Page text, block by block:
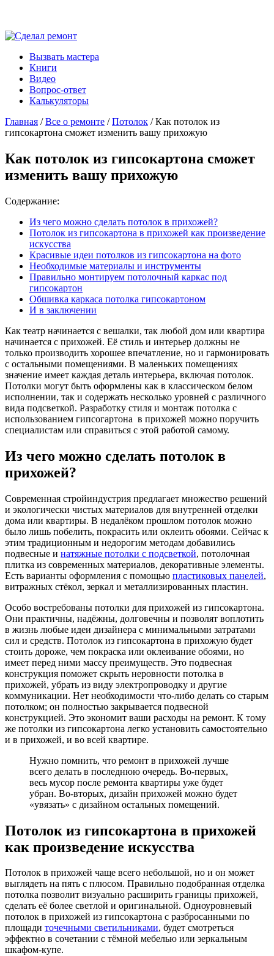
Вызвать мастера
Книги
Видео
Вопрос-ответ
Калькуляторы
Главная /Все о ремонте /Потолок / Как потолок из
гипсокартона сможет изменить вашу прихожую
Как потолок из гипсокартона сможет
изменить вашу прихожую
Содержание:
Из чего можно сделать потолок в прихожей?
Потолок из гипсокартона в прихожей как произведение
искусства
Красивые идеи потолков из гипсокартона на фото
Необходимые материалы и инструменты
Правильно монтируем потолочный каркас под
гипсокартон
Обшивка каркаса потолка гипсокартоном
И в заключении
Как театр начинается с вешалки, так любой дом или квартира
начинается с прихожей. Её стиль и интерьер должны не
только производить хорошее впечатление, но и гармонировать
с остальными помещениями. В маленьких помещениях
значение имеет каждая деталь интерьера, включая потолок.
Потолки могут быть оформлены как в классическом белом
исполнении, так и содержать несколько уровней с различного
вида подсветкой. Разработку стиля и монтаж потолка с
использованием гипсогартона в прихожей можно поручить
специалистам или справиться с этой работой самому.
Из чего можно сделать потолок в
прихожей?
Современная стройиндустрия предлагает множество решений
и экологически чистых материалов для внутренней отделки
дома или квартиры. В недалёком прошлом потолок можно
было лишь побелить, покрасить или оклеить обоями. Сейчас к
этим традиционным и недорогим методам добавились
подвесные и натяжные потолки с подсветкой, потолочная
плитка из современных материалов, декоративные элементы.
Есть варианты оформления с помощью пластиковых панелей,
витражных стёкол, зеркал и металлизированных пластин.
Особо востребованы потолки для прихожей из гипсокартона.
Они практичны, надёжны, долговечны и позволят воплотить
в жизнь любые идеи дизайнера с минимальными затратами
сил и средств. Потолок из гипсокартона в прихожую будет
стоить дороже, чем покраска или оклеивание обоями, но
имеет перед ними массу преимуществ. Это подвесная
конструкция поможет скрыть неровности потолка в
прихожей, убрать из виду электропроводку и другие
коммуникации. Нет необходимости что-либо делать со старым
потолком; он полностью закрывается подвесной
конструкцией. Это экономит ваши расходы на ремонт. К тому
же потолки из гипсокартона легко установить самостоятельно
и в прихожей, и во всей квартире.
Нужно помнить, что ремонт в прихожей лучше
всего делать в последнюю очередь. Во-первых,
весь мусор после ремонта квартиры уже будет
убран. Во-вторых, дизайн прихожей можно будет
«увязать» с дизайном остальных помещений.
Потолок из гипсокартона в прихожей
как произведение искусства
Потолок в прихожей чаще всего небольшой, но и он может
выглядеть на пять с плюсом. Правильно подобранная отделка
потолка позволит визуально расширить границы прихожей,
сделать её более светлой и оригинальной. Одноуровневый
потолок в прихожей из гипсокартона с разбросанными по
площади точечными светильниками, будет смотреться
эффектно в сочетании с тёмной мебелью или зеркальным
шкафом-купе.